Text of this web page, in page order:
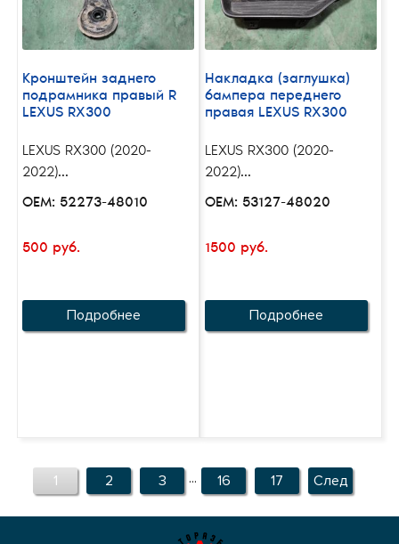
Кронштейн заднего
подрамника правый R
LEXUS RX300
LEXUS RX300 (2020-
2022)...
OEM: 52273-48010
500 руб.
Подробнее
Накладка (заглушка)
бампера переднего
правая LEXUS RX300
LEXUS RX300 (2020-
2022)...
OEM: 53127-48020
1500 руб.
Подробнее
1 2 3 ... 16 17 След